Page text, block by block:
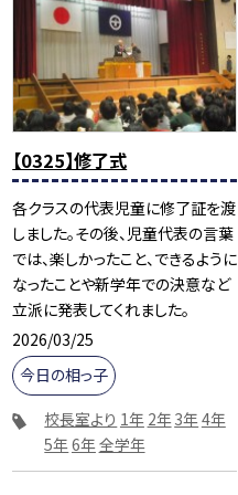
【0325】修了式
各クラスの代表児童に修了証を渡
しました。その後、児童代表の言葉
では、楽しかったこと、できるように
なったことや新学年での決意など
立派に発表してくれました。
2026/03/25
今日の相っ子
校長室より 1年 2年3年4年
5年6年全学年